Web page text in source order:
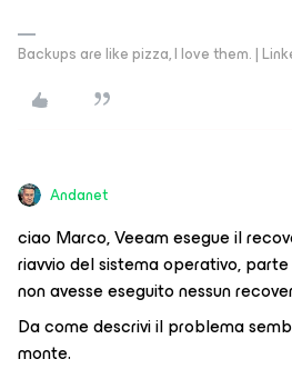
Backups are like pizza, I love them. |
Andanet
ciao Marco, Veeam esegue il
riavvio del sistema operativo,
non avesse eseguito nessun
Da come descrivi il problema
monte.